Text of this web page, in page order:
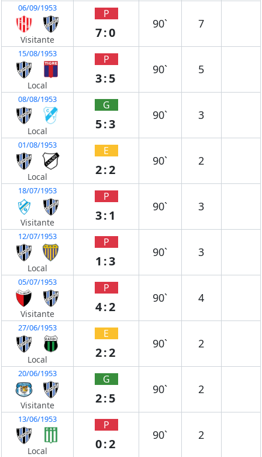
06/09/1953
Visitante
P
7:0
90` 7
15/08/1953
Local
P
3:5
90` 5
08/08/1953
Local
G
5:3
90` 3
01/08/1953
Local
E
2:2
90` 2
18/07/1953
Visitante
P
3:1
90` 3
12/07/1953
Local
P
1:3
90` 3
05/07/1953
Visitante
P
4:2
90` 4
27/06/1953
Local
E
2:2
90` 2
20/06/1953
Visitante
G
2:5
90` 2
13/06/1953
Local
P
0:2
90` 2